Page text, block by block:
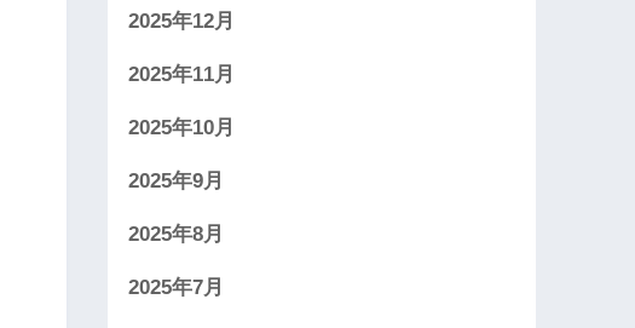
2025年12月
2025年11月
2025年10月
2025年9月
2025年8月
2025年7月